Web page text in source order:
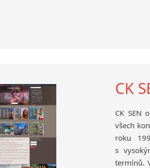
CK
CK SEN
všech
roku
s
termínů.